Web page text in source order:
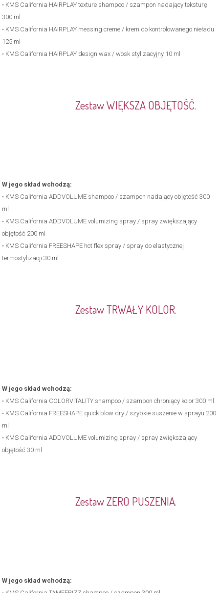
• KMS California HAIRPLAY texture shampoo / szampon nadający teksturę
300 ml
• KMS California HAIRPLAY messing creme / krem do kontrolowanego nieładu
125 ml
• KMS California HAIRPLAY design wax / wosk stylizacyjny 10 ml
Zestaw WIĘKSZA OBJĘTOŚĆ.
W jego skład wchodzą:
• KMS California ADDVOLUME shampoo / szampon nadający objętość 300
ml
• KMS California ADDVOLUME volumizing spray / spray zwiększający
objętość 200 ml
• KMS California FREESHAPE hot flex spray / spray do elastycznej
termostylizacji 30 ml
Zestaw TRWAŁY KOLOR.
W jego skład wchodzą:
• KMS California COLORVITALITY shampoo / szampon chroniący kolor 300 ml
• KMS California FREESHAPE quick blow dry / szybkie suszenie w sprayu 200
ml
• KMS California ADDVOLUME volumizing spray / spray zwiększający
objętość 30 ml
Zestaw ZERO PUSZENIA.
W jego skład wchodzą: